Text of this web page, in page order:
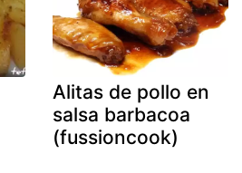
Alitas de pollo en
salsa barbacoa
(fussioncook)